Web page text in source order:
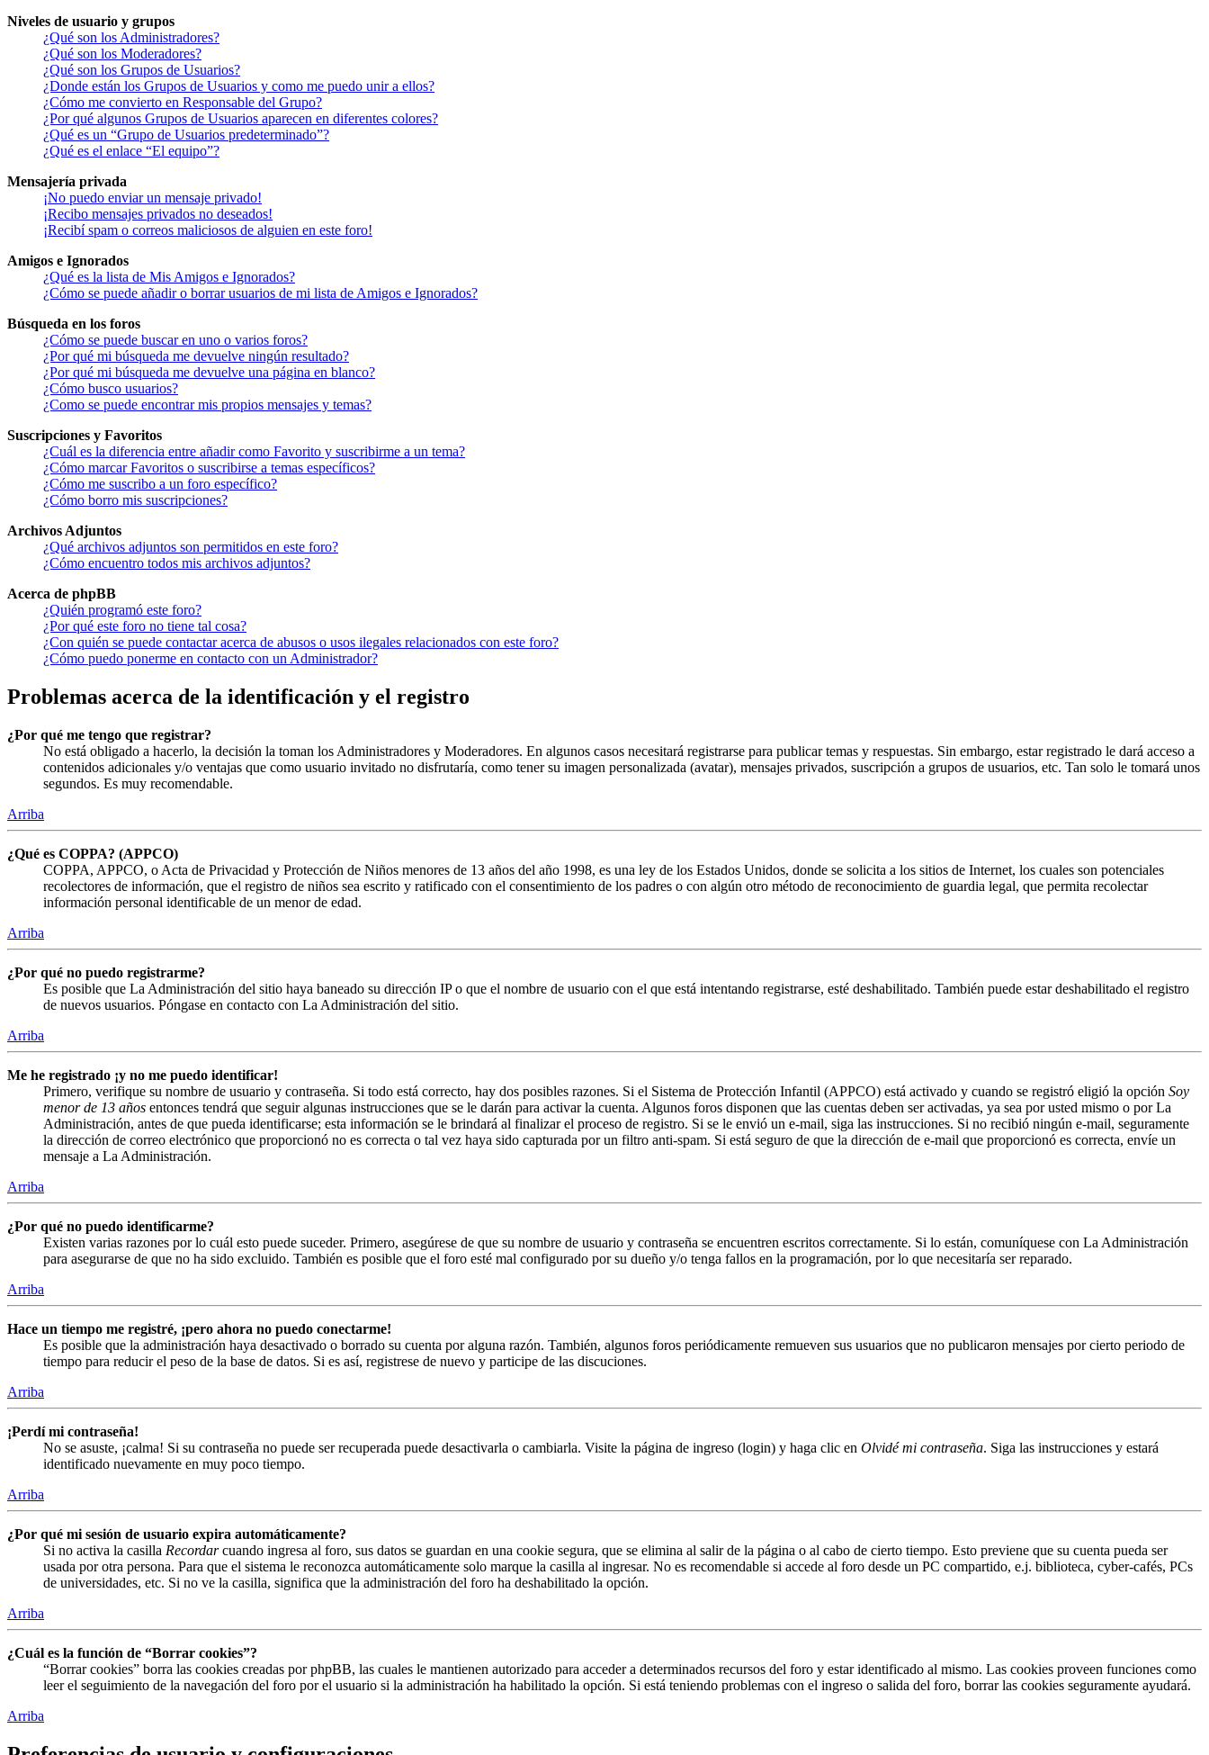
Niveles de usuario y grupos
¿Qué son los Administradores?
¿Qué son los Moderadores?
¿Qué son los Grupos de Usuarios?
¿Donde están los Grupos de Usuarios y como me puedo unir a ellos?
¿Cómo me convierto en Responsable del Grupo?
¿Por qué algunos Grupos de Usuarios aparecen en diferentes colores?
¿Qué es un “Grupo de Usuarios predeterminado”?
¿Qué es el enlace “El equipo”?
Mensajería privada
¡No puedo enviar un mensaje privado!
¡Recibo mensajes privados no deseados!
¡Recibí spam o correos maliciosos de alguien en este foro!
Amigos e Ignorados
¿Qué es la lista de Mis Amigos e Ignorados?
¿Cómo se puede añadir o borrar usuarios de mi lista de Amigos e Ignorados?
Búsqueda en los foros
¿Cómo se puede buscar en uno o varios foros?
¿Por qué mi búsqueda me devuelve ningún resultado?
¿Por qué mi búsqueda me devuelve una página en blanco?
¿Cómo busco usuarios?
¿Como se puede encontrar mis propios mensajes y temas?
Suscripciones y Favoritos
¿Cuál es la diferencia entre añadir como Favorito y suscribirme a un tema?
¿Cómo marcar Favoritos o suscribirse a temas específicos?
¿Cómo me suscribo a un foro específico?
¿Cómo borro mis suscripciones?
Archivos Adjuntos
¿Qué archivos adjuntos son permitidos en este foro?
¿Cómo encuentro todos mis archivos adjuntos?
Acerca de phpBB
¿Quién programó este foro?
¿Por qué este foro no tiene tal cosa?
¿Con quién se puede contactar acerca de abusos o usos ilegales relacionados con este foro?
¿Cómo puedo ponerme en contacto con un Administrador?
Problemas acerca de la identificación y el registro
¿Por qué me tengo que registrar?
No está obligado a hacerlo, la decisión la toman los Administradores y Moderadores. En algunos casos necesitará registrarse para publicar temas y respuestas. Sin embargo, estar registrado le dará acceso a
contenidos adicionales y/o ventajas que como usuario invitado no disfrutaría, como tener su imagen personalizada (avatar), mensajes privados, suscripción a grupos de usuarios, etc. Tan solo le tomará unos
segundos. Es muy recomendable.
Arriba
¿Qué es COPPA? (APPCO)
COPPA, APPCO, o Acta de Privacidad y Protección de Niños menores de 13 años del año 1998, es una ley de los Estados Unidos, donde se solicita a los sitios de Internet, los cuales son potenciales
recolectores de información, que el registro de niños sea escrito y ratificado con el consentimiento de los padres o con algún otro método de reconocimiento de guardia legal, que permita recolectar
información personal identificable de un menor de edad.
Arriba
¿Por qué no puedo registrarme?
Es posible que La Administración del sitio haya baneado su dirección IP o que el nombre de usuario con el que está intentando registrarse, esté deshabilitado. También puede estar deshabilitado el registro
de nuevos usuarios. Póngase en contacto con La Administración del sitio.
Arriba
Me he registrado ¡y no me puedo identificar!
Primero, verifique su nombre de usuario y contraseña. Si todo está correcto, hay dos posibles razones. Si el Sistema de Protección Infantil (APPCO) está activado y cuando se registró eligió la opción Soy
menor de 13 años entonces tendrá que seguir algunas instrucciones que se le darán para activar la cuenta. Algunos foros disponen que las cuentas deben ser activadas, ya sea por usted mismo o por La
Administración, antes de que pueda identificarse; esta información se le brindará al finalizar el proceso de registro. Si se le envió un e-mail, siga las instrucciones. Si no recibió ningún e-mail, seguramente
la dirección de correo electrónico que proporcionó no es correcta o tal vez haya sido capturada por un filtro anti-spam. Si está seguro de que la dirección de e-mail que proporcionó es correcta, envíe un
mensaje a La Administración.
Arriba
¿Por qué no puedo identificarme?
Existen varias razones por lo cuál esto puede suceder. Primero, asegúrese de que su nombre de usuario y contraseña se encuentren escritos correctamente. Si lo están, comuníquese con La Administración
para asegurarse de que no ha sido excluido. También es posible que el foro esté mal configurado por su dueño y/o tenga fallos en la programación, por lo que necesitaría ser reparado.
Arriba
Hace un tiempo me registré, ¡pero ahora no puedo conectarme!
Es posible que la administración haya desactivado o borrado su cuenta por alguna razón. También, algunos foros periódicamente remueven sus usuarios que no publicaron mensajes por cierto periodo de
tiempo para reducir el peso de la base de datos. Si es así, registrese de nuevo y participe de las discuciones.
Arriba
¡Perdí mi contraseña!
No se asuste, ¡calma! Si su contraseña no puede ser recuperada puede desactivarla o cambiarla. Visite la página de ingreso (login) y haga clic en Olvidé mi contraseña. Siga las instrucciones y estará
identificado nuevamente en muy poco tiempo.
Arriba
¿Por qué mi sesión de usuario expira automáticamente?
Si no activa la casilla Recordarcuando ingresa al foro, sus datos se guardan en una cookie segura, que se elimina al salir de la página o al cabo de cierto tiempo. Esto previene que su cuenta pueda ser
usada por otra persona. Para que el sistema le reconozca automáticamente solo marque la casilla al ingresar. No es recomendable si accede al foro desde un PC compartido, e.j. biblioteca, cyber-cafés, PCs
de universidades, etc. Si no ve la casilla, significa que la administración del foro ha deshabilitado la opción.
Arriba
¿Cuál es la función de “Borrar cookies”?
“Borrar cookies” borra las cookies creadas por phpBB, las cuales le mantienen autorizado para acceder a determinados recursos del foro y estar identificado al mismo. Las cookies proveen funciones como
leer el seguimiento de la navegación del foro por el usuario si la administración ha habilitado la opción. Si está teniendo problemas con el ingreso o salida del foro, borrar las cookies seguramente ayudará.
Arriba